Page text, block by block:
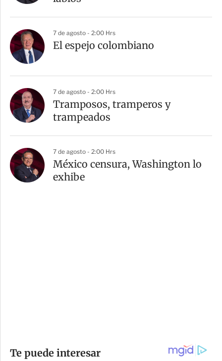
7 de agosto - 2:00 Hrs
El espejo colombiano
7 de agosto - 2:00 Hrs
Tramposos, tramperos y
trampeados
7 de agosto - 2:00 Hrs
México censura, Washington lo
exhibe